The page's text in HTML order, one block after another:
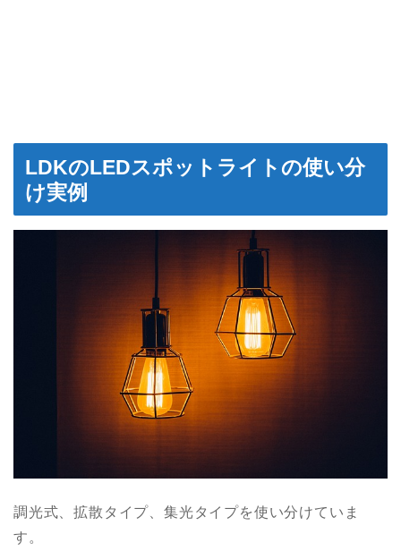
LDKのLEDスポットライトの使い分
け実例
調光式、拡散タイプ、集光タイプを使い分けていま
す。